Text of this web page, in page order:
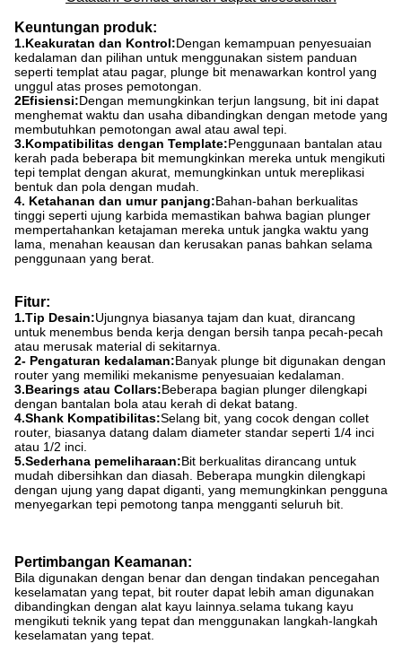
Keuntungan produk:
1.Keakuratan dan Kontrol:Dengan kemampuan penyesuaian
kedalaman dan pilihan untuk menggunakan sistem panduan
seperti templat atau pagar, plunge bit menawarkan kontrol yang
unggul atas proses pemotongan.
2Efisiensi:Dengan memungkinkan terjun langsung, bit ini dapat
menghemat waktu dan usaha dibandingkan dengan metode yang
membutuhkan pemotongan awal atau awal tepi.
3.Kompatibilitas dengan Template:Penggunaan bantalan atau
kerah pada beberapa bit memungkinkan mereka untuk mengikuti
tepi templat dengan akurat, memungkinkan untuk mereplikasi
bentuk dan pola dengan mudah.
4. Ketahanan dan umur panjang:Bahan-bahan berkualitas
tinggi seperti ujung karbida memastikan bahwa bagian plunger
mempertahankan ketajaman mereka untuk jangka waktu yang
lama, menahan keausan dan kerusakan panas bahkan selama
penggunaan yang berat.
Fitur:
1.Tip Desain:Ujungnya biasanya tajam dan kuat, dirancang
untuk menembus benda kerja dengan bersih tanpa pecah-pecah
atau merusak material di sekitarnya.
2- Pengaturan kedalaman:Banyak plunge bit digunakan dengan
router yang memiliki mekanisme penyesuaian kedalaman.
3.Bearings atau Collars:Beberapa bagian plunger dilengkapi
dengan bantalan bola atau kerah di dekat batang.
4.Shank Kompatibilitas:Selang bit, yang cocok dengan collet
router, biasanya datang dalam diameter standar seperti 1/4 inci
atau 1/2 inci.
5.Sederhana pemeliharaan:Bit berkualitas dirancang untuk
mudah dibersihkan dan diasah. Beberapa mungkin dilengkapi
dengan ujung yang dapat diganti, yang memungkinkan pengguna
menyegarkan tepi pemotong tanpa mengganti seluruh bit.
Pertimbangan Keamanan:
Bila digunakan dengan benar dan dengan tindakan pencegahan
keselamatan yang tepat, bit router dapat lebih aman digunakan
dibandingkan dengan alat kayu lainnya.selama tukang kayu
mengikuti teknik yang tepat dan menggunakan langkah-langkah
keselamatan yang tepat.